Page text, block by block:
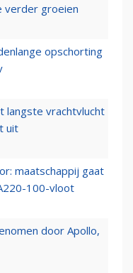
verder groeien
opschorting
langste vrachtvlucht
uit
maatschappij gaat
100-vloot
door Apollo,